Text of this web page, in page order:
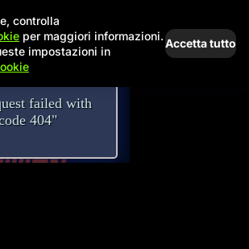
controlla
per maggiori informazioni.
impostazioni in
Accetta tutto